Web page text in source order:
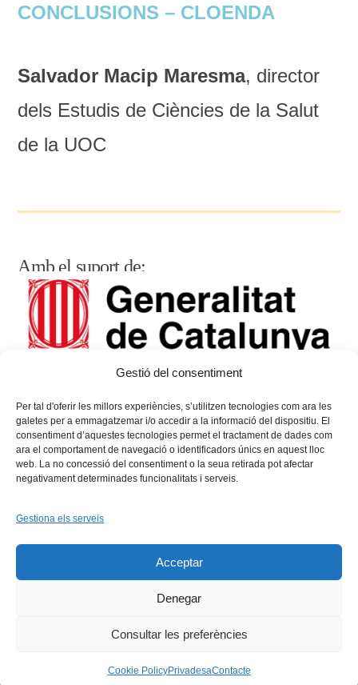
Gestió del consentiment
Per tal d'oferir les millors experiències, s’utilitzen tecnologies com ara les
galetes per a emmagatzemar i/o accedir a la informació del dispositiu. El
consentiment d’aquestes tecnologies permet el tractament de dades com
ara el comportament de navegació o identificadors únics en aquest lloc
web. La no concessió del consentiment o la seua retirada pot afectar
negativament determinades funcionalitats i serveis.
Gestiona els serveis
Acceptar
Denegar
Consultar les preferències
Cookie PolicyPrivadesaContacte
CONCLUSIONS – CLOENDA
Salvador Macip Maresma, director
dels Estudis de Ciències de la Salut
de la UOC
Amb el suport de:
Instagram
Flickr
INICI QUI SOM
PROGRAMES
DESENVOLUPAMENT SOSTENIBLE
AVÍS LEGAL
Copyright © 2026 - Xarxa Vives d'Universitats